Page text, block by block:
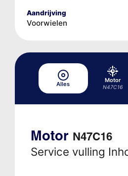
Aandrijving
Voorwielen
Alles
Motor
N47C16
Motor N47C16
Service vulling